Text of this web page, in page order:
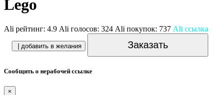
Lego
Ali рейтинг: 4.9 Ali голосов: 324 Ali покупок: 737 Ali ссылка
| добавить в желания Заказать
Сообщить о нерабочей ссылке
×